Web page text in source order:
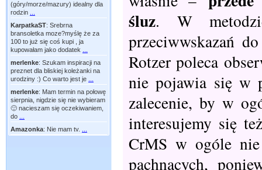
(góry/morze/mazury) idealny dla
rodzin
KarpatkaST: Srebrna
bransoletka moze?myślę że za
100 to już się coś kupi , ja
kupowałam jako dodatek
merlenke: Szukam inspiracji na
preznet dla bliskiej koleżanki na
urodziny :) Co warto jest je
merlenke: Mam termin na połowę
sierpnia, nigdzie się nie wybieram
🙂 nacieszam się oczekiwaniem,
do
Amazonka: Nie mam tv.
śluz. W
przeciwwskazań
Rotzer poleca
nie pojawia się w
zalecenie, by w
interesujemy się
CrMS w ogóle nie
pachnących,